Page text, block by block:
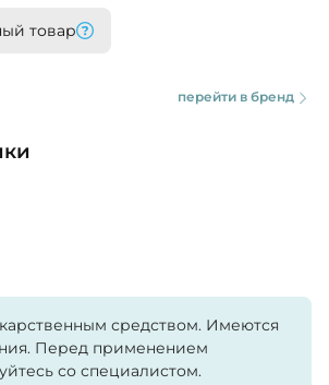
товар
перейти в бренд
средством. Имеются
Перед применением
со специалистом.